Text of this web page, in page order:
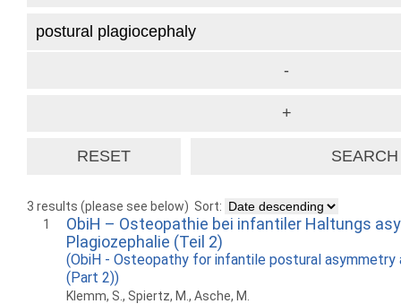
3 results (please see below) Sort:
1
ObiH – Osteopathie bei infantiler Haltungs
Plagiozephalie (Teil 2)
(ObiH - Osteopathy for infantile postural asymmetry
(Part 2))
Klemm, S., Spiertz, M., Asche, M.